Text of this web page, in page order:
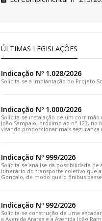
ÚLTIMAS LEGISLAÇÕES
Indicação Nº 1.028/2026
Solicita-se a implantação do Projeto
Indicação Nº 1.000/2026
Solicita-se instalação de um corrimão
João Sampaio, próximo ao n° 123, no
visando proporcionar mais segurança
transitam pelo local
Indicação Nº 999/2026
Solicita-se análise da possibilidade de
itinerário do transporte coletivo que
Gonçalo, de modo que o ônibus passe
Gonçalo, desça pela Travessa São
Indicação Nº 992/2026
Solicita-se construção de uma
a Avenida Araras e a Avenida João